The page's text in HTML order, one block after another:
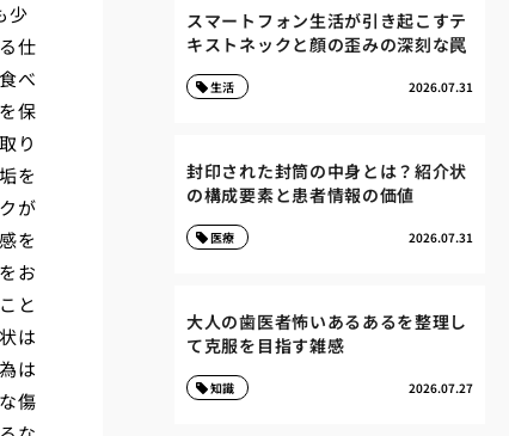
少
仕
べ
保
り
を
が
を
お
と
は
は
傷
スマートフォン生活が引き起こすテ
キストネックと顔の歪みの深刻な罠
2026.07.31
生活
封印された封筒の中身とは？紹介状
の構成要素と患者情報の価値
2026.07.31
医療
大人の歯医者怖いあるあるを整理し
て克服を目指す雑感
2026.07.27
知識